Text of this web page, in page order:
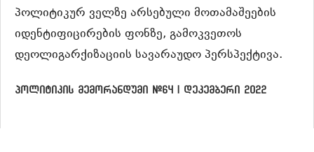
პოლიტიკურ ველზე არსებული მოთამაშეების
იდენტიფიცირების ფონზე, გამოკვეთოს
დეოლიგარქიზაციის სავარაუდო პერსპექტივა.
პოლიტიკის მემორანდუმი #64 | დეკემბერი 2022